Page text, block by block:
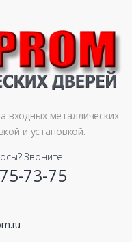
входных металлических
и установкой.
Звоните!
73-75